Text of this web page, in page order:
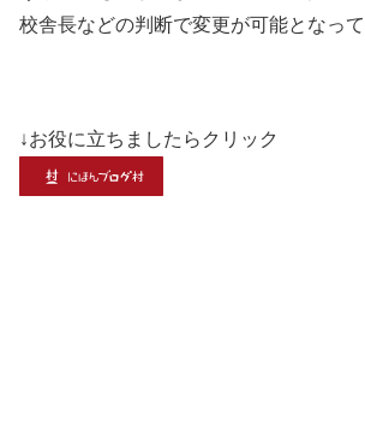
校舎長などの判断で変更が可能となって
↓お役に立ちましたらクリック